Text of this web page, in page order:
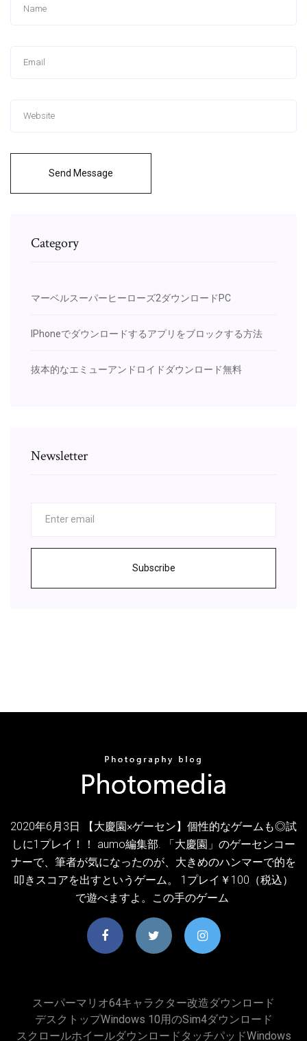
Send Message
Category
マーベルスーパーヒーローズ2ダウンロードPC
IPhoneでダウンロードするアプリをブロックする方法
抜本的なエミューアンドロイドダウンロード無料
Newsletter
Subscribe
2020年6月3日 【大慶園×ゲーセン】個性的なゲームも◎試
しに1プレイ！！ aumo編集部. 「大慶園」のゲーセンコー
ナーで、筆者が気になったのが、大きめのハンマーで的を
叩きスコアを出すというゲーム。 1プレイ￥100（税込）
で遊べますよ。この手のゲーム
スーパーマリオ64キャラクター改造ダウンロード
デスクトップWindows 10用のsim4ダウンロード
スクロールホイールダウンロードタッチパッドWindows